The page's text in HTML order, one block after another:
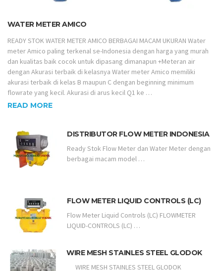
READY STOK WATER METER AMICO BERBAGAI MACAM UKURAN Water
meter Amico paling terkenal se-Indonesia dengan harga yang murah
dan kualitas baik cocok untuk dipasang dimanapun +Meteran air
dengan Akurasi terbaik di kelasnya Water meter Amico memiliki
akurasi terbaik di kelas B maupun C dengan beginning minimum
flowrate yang kecil. Akurasi di arus kecil Q1 ke …
DISTRIBUTOR FLOW METER INDONESIA
Ready Stok Flow Meter dan Water Meter dengan
FLOW METER LIQUID CONTROLS (LC)
Flow Meter Liquid Controls (LC) FLOWMETER
WIRE MESH STAINLES STEEL GLODOK